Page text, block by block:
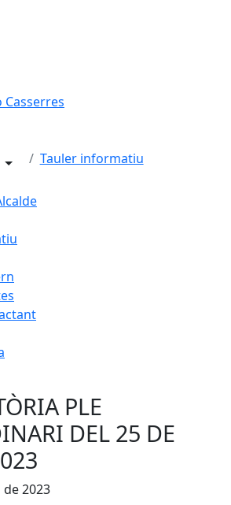
Tauler informatiu
PLE
DEL 25 DE
2023